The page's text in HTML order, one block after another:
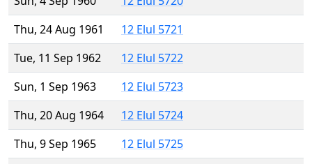
Thu, 24 Aug 1961
12 Elul 5721
Tue, 11 Sep 1962
12 Elul 5722
Sun, 1 Sep 1963
12 Elul 5723
Thu, 20 Aug 1964
12 Elul 5724
Thu, 9 Sep 1965
12 Elul 5725